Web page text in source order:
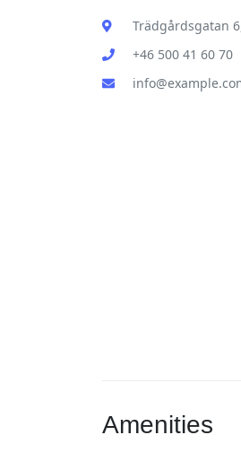
Trädgårdsgatan
+46 500 41 60 70
Amenities